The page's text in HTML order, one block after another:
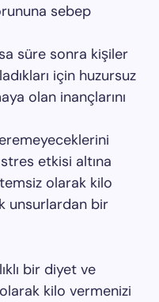
sebep
süre sonra kişiler
için huzursuz
olan inançlarını
etkisi altına
olarak kilo
unsurlardan bir
bir diyet ve
kilo vermenizi